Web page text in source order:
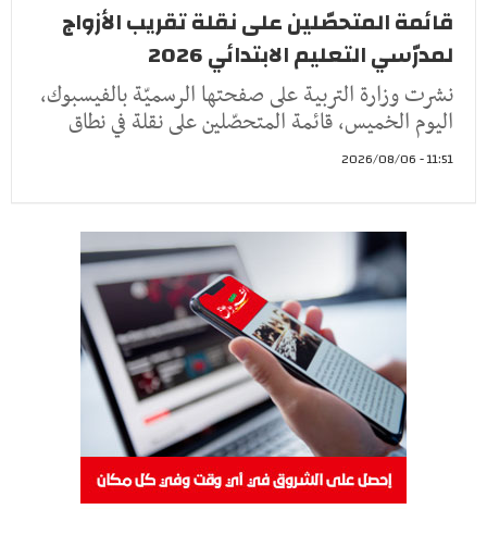
قائمة المتحصّلين على نقلة تقريب الأزواج
لمدرّسي التعليم الابتدائي 2026
نشرت وزارة التربية على صفحتها الرسميّة بالفيسبوك،
اليوم الخميس، قائمة المتحصّلين على نقلة في نطاق
11:51 - 2026/08/06